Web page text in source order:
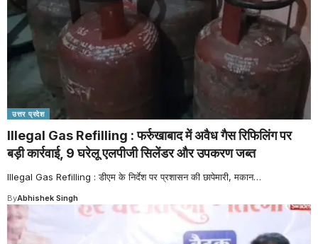
उत्तर प्रदेश
Illegal Gas Refilling : फर्रुखाबाद में अवैध गैस रिफिलिंग पर
बड़ी कार्रवाई, 9 घरेलू एलपीजी सिलेंडर और उपकरण जब्त
Illegal Gas Refilling : डीएम के निर्देश पर प्रशासन की छापेमारी, मकान…
ByAbhishek Singh